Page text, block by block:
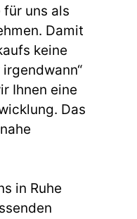
uns als
Damit
keine
Ihnen eine
Das
in Ruhe